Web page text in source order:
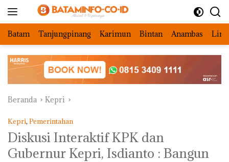
Batam Tanjungpinang Karimun Bintan Anambas
Beranda Kepri
Kepri, Pemerintahan
Diskusi Interaktif KPK dan
Gubernur Kepri, Isdianto : Bangun